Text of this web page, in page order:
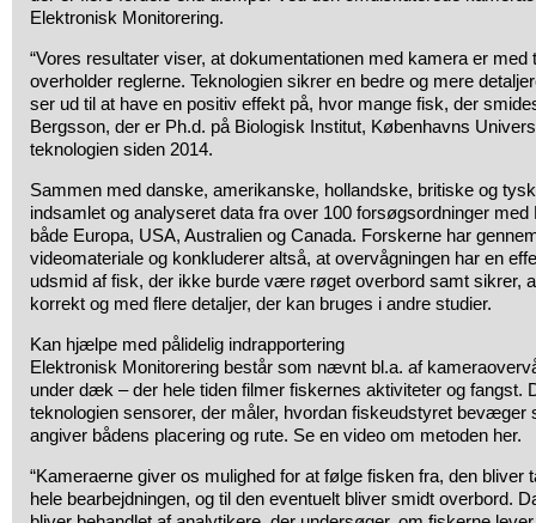
Elektronisk Monitorering.
“Vores resultater viser, at dokumentationen med kamera er med
overholder reglerne. Teknologien sikrer en bedre og mere
ser ud til at have en positiv effekt på, hvor mange fisk, der
Bergsson, der er Ph.d. på Biologisk Institut, Københavns
teknologien siden 2014.
Sammen med danske, amerikanske, hollandske, britiske og
indsamlet og analyseret data fra over 100 forsøgsordninger
både Europa, USA, Australien og Canada. Forskerne har
videomateriale og konkluderer altså, at overvågningen har en
udsmid af fisk, der ikke burde være røget overbord samt sikrer,
korrekt og med flere detaljer, der kan bruges i andre studier.
Kan hjælpe med pålidelig indrapportering
Elektronisk Monitorering består som nævnt bl.a. af
under dæk – der hele tiden filmer fiskernes aktiviteter og fangst.
teknologien sensorer, der måler, hvordan fiskeudstyret bevæger
angiver bådens placering og rute. Se en video om metoden her.
“Kameraerne giver os mulighed for at følge fisken fra, den bliver
hele bearbejdningen, og til den eventuelt bliver smidt overbord.